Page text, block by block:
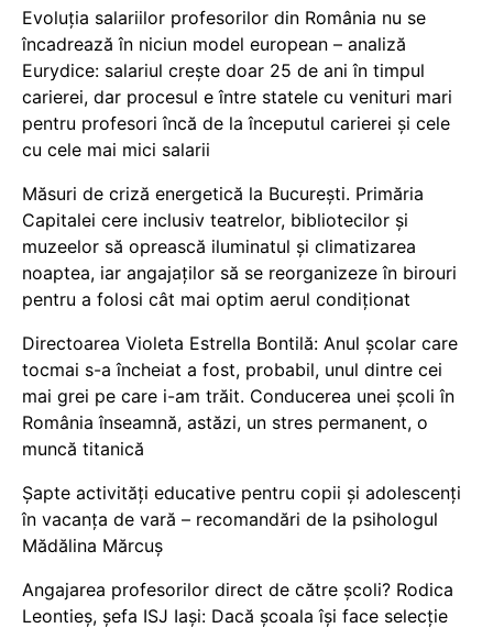
Evoluția salariilor profesorilor din România nu se
încadrează în niciun model european – analiză
Eurydice: salariul crește doar 25 de ani în timpul
carierei, dar procesul e între statele cu venituri mari
pentru profesori încă de la începutul carierei și cele
cu cele mai mici salarii
Măsuri de criză energetică la București. Primăria
Capitalei cere inclusiv teatrelor, bibliotecilor și
muzeelor să oprească iluminatul și climatizarea
noaptea, iar angajaților să se reorganizeze în birouri
pentru a folosi cât mai optim aerul condiționat
Directoarea Violeta Estrella Bontilă: Anul școlar care
tocmai s-a încheiat a fost, probabil, unul dintre cei
mai grei pe care i-am trăit. Conducerea unei școli în
România înseamnă, astăzi, un stres permanent, o
muncă titanică
Șapte activități educative pentru copii și adolescenți
în vacanța de vară – recomandări de la psihologul
Mădălina Mărcuș
Angajarea profesorilor direct de către școli? Rodica
Leontieș, șefa ISJ Iași: Dacă școala își face selecție